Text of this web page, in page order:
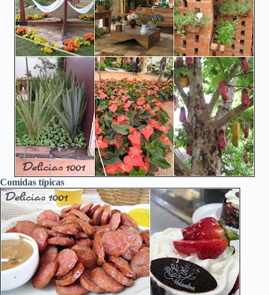
Comidas típicas